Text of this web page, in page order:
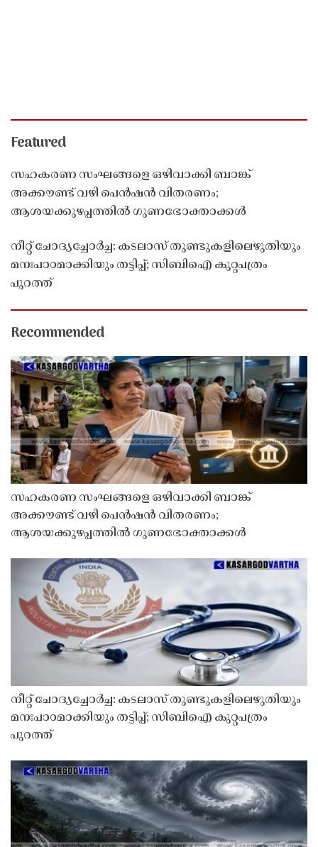
Featured
സഹകരണ സംഘങ്ങളെ ഒഴിവാക്കി ബാങ്ക്
അക്കൗണ്ട് വഴി പെൻഷൻ വിതരണം;
ആശയക്കുഴപ്പത്തിൽ ഗുണഭോക്താക്കൾ
നീറ്റ് ചോദ്യച്ചോർച്ച: കടലാസ് തുണ്ടുകളിലെഴുതിയും
മനഃപാഠമാക്കിയും തട്ടിപ്പ്; സിബിഐ കുറ്റപത്രം
പുറത്ത്
Recommended
സഹകരണ സംഘങ്ങളെ ഒഴിവാക്കി ബാങ്ക്
അക്കൗണ്ട് വഴി പെൻഷൻ വിതരണം;
ആശയക്കുഴപ്പത്തിൽ ഗുണഭോക്താക്കൾ
നീറ്റ് ചോദ്യച്ചോർച്ച: കടലാസ് തുണ്ടുകളിലെഴുതിയും
മനഃപാഠമാക്കിയും തട്ടിപ്പ്; സിബിഐ കുറ്റപത്രം
പുറത്ത്